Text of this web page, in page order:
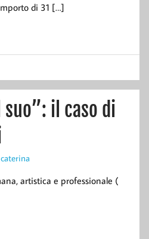
di 31 […]
il caso di
caterina
artistica e professionale (